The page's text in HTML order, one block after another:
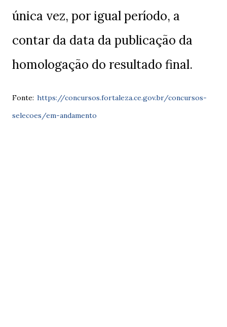
única vez, por igual período, a
contar da data da publicação da
homologação do resultado final.
Fonte: https://concursos.fortaleza.ce.gov.br/concursos-
selecoes/em-andamento